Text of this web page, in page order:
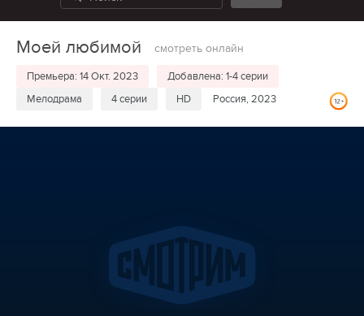
Моей любимой смотреть онлайн
Премьера: 14 Окт. 2023
Добавлена: 1-4 серии
Мелодрама
4 серии HD Россия, 2023